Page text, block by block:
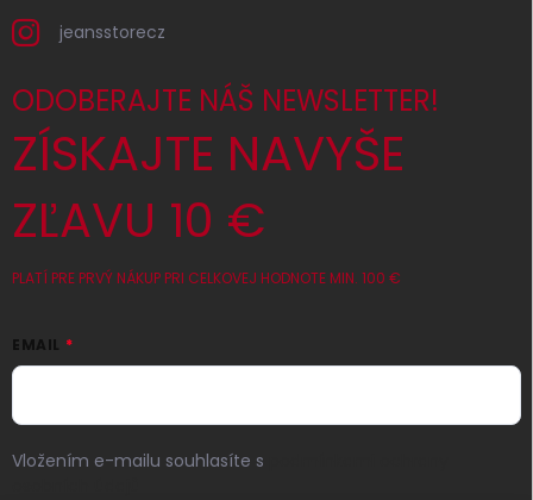
jeansstorecz
ODOBERAJTE NÁŠ NEWSLETTER!
ZÍSKAJTE NAVYŠE
ZĽAVU 10 €
PLATÍ PRE PRVÝ NÁKUP PRI CELKOVEJ HODNOTE MIN. 100 €
EMAIL
Vložením e-mailu souhlasíte s